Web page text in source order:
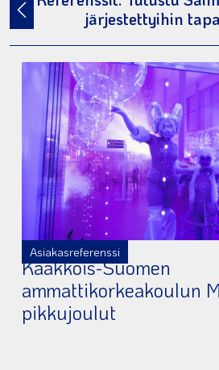
järjestettyihin
Asiakasreferenssi
Kaakkois-Suomen
ammattikorkeakoulun
pikkujoulut